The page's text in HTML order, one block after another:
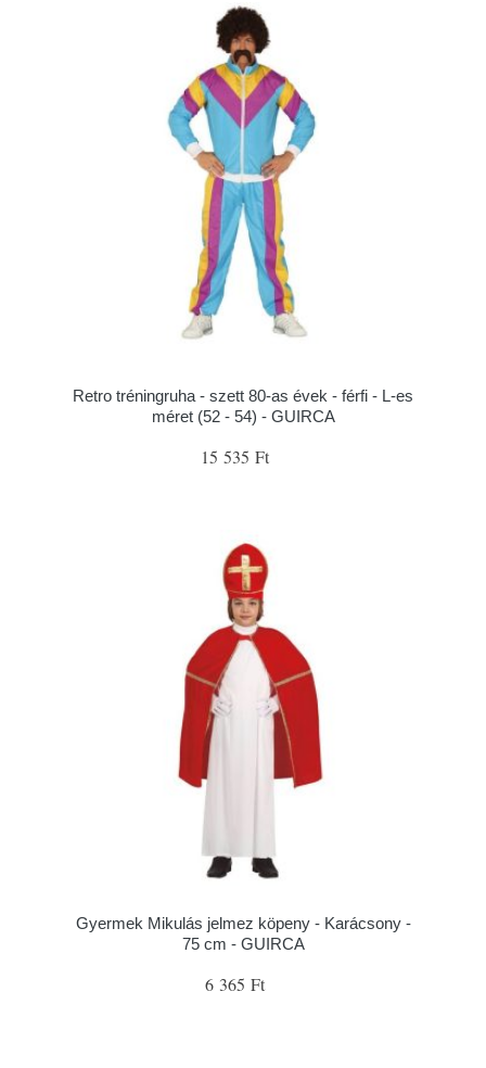
Retro tréningruha - szett 80-as évek - férfi - L-es
méret (52 - 54) - GUIRCA
15 535 Ft
Gyermek Mikulás jelmez köpeny - Karácsony -
75 cm - GUIRCA
6 365 Ft